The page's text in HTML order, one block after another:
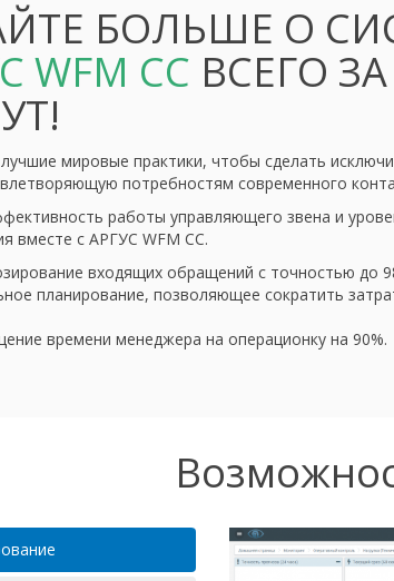
БОЛЬШЕ О
WFM CC ВСЕГО ЗА
мировые практики, чтобы сделать
потребностям современного
работы управляющего звена и
вместе с АРГУС WFM CC.
входящих обращений с точностью до
планирование, позволяющее сократить
времени менеджера на операционку на 90%.